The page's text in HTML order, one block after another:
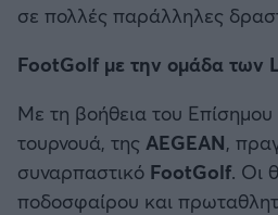
Τσέλσι
Γιουβέντους
Μίλαν
σε πολλές παράλληλες
FootGolf με την ομάδα των
Με τη βοήθεια του
τουρνουά, της AEGEAN,
συναρπαστικό FootGolf. Οι
ποδοσφαίρου και